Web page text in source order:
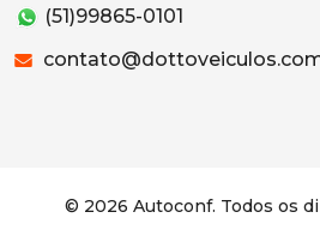
(51)99865-0101
© 2026 Autoconf. Todos os